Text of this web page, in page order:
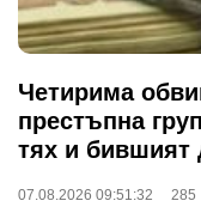
Четирима
престъпна
тях и бившият
07.08.2026 09:51:32 285